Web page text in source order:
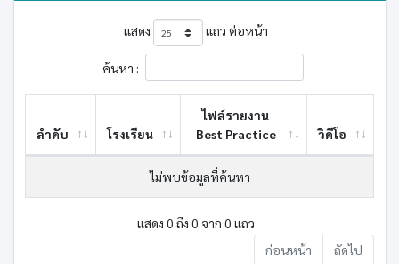
แสดง แถว ต่อหน้า
ค้นหา :
ลำดับ โรงเรียน
ไฟล์รายงาน
Best ​Practice
วิดีโอ
ไม่พบข้อมูลที่ค้นหา
แสดง 0 ถึง 0 จาก 0 แถว
ก่อนหน้า
ถัดไป